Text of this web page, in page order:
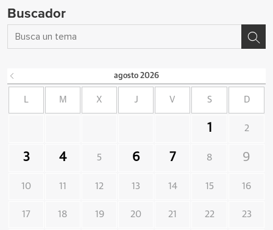
Buscador
agosto 2026
L M X J V S D
1 2
3 4 5 6 7 8 9
10 11 12 13 14 15 16
17 18 19 20 21 22 23